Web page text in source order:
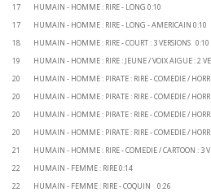
17 HUMAIN - HOMME : RIRE - LONG 0:10
17 HUMAIN - HOMME : RIRE - LONG -
18 HUMAIN - HOMME : RIRE - COURT : 3
19 HUMAIN - HOMME : RIRE : JEUNE / VOIX
20 HUMAIN - HOMME : PIRATE : RIRE - COMEDIE
20 HUMAIN - HOMME : PIRATE : RIRE -
20 HUMAIN - HOMME : PIRATE : RIRE - COMEDIE
20 HUMAIN - HOMME : PIRATE : RIRE - COMEDIE /
21 HUMAIN - HOMME : RIRE - COMEDIE /
22 HUMAIN - FEMME : RIRE 0:14
22 HUMAIN - FEMME : RIRE - COQUIN